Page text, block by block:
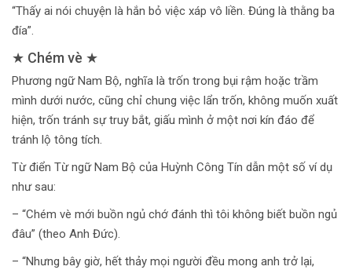
“Thấy ai nói chuyện là hắn bỏ việc xáp vô liền. Đúng là thằng ba
đía”.
★ Chém vè ★
Phương ngữ Nam Bộ, nghĩa là trốn trong bụi rậm hoặc trầm
mình dưới nước, cũng chỉ chung việc lẩn trốn, không muốn xuất
hiện, trốn tránh sự truy bắt, giấu mình ở một nơi kín đáo để
tránh lộ tông tích.
Từ điển Từ ngữ Nam Bộ của Huỳnh Công Tín dẫn một số ví dụ
như sau:
– “Chém vè mới buồn ngủ chớ đánh thì tôi không biết buồn ngủ
đâu” (theo Anh Đức).
– “Nhưng bây giờ, hết thảy mọi người đều mong anh trở lại,